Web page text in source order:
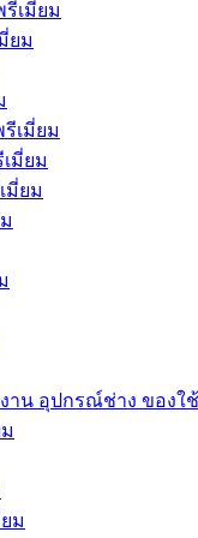
เมี่ยม
ยม
เมี่ยม
มี่ยม
มี่ยม
น อุปกรณ์ช่าง ของใ
ม